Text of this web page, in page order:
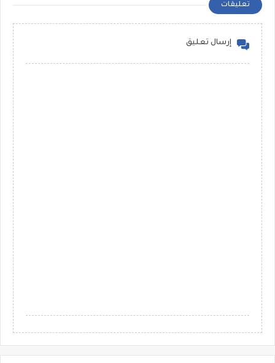
تعليقات
إرسال تعليق